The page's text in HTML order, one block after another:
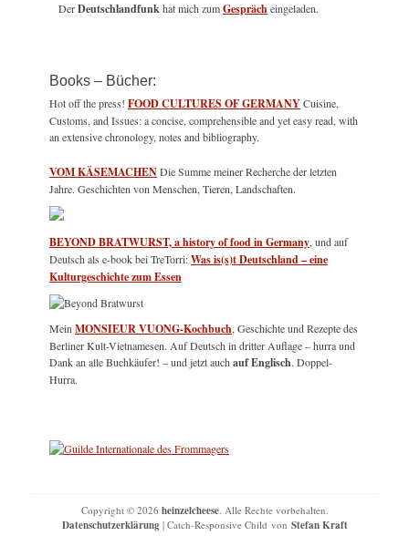
DerDeutschlandfunkhat mich zumGesprächeingeladen.
Books – Bücher:
Hot off the press! FOOD CULTURES OF GERMANYCuisine,
Customs, and Issues: a concise, comprehensible and yet easy read, with
an extensive chronology, notes and bibliography.
VOM KÄSEMACHENDie Summe meiner Recherche der letzten
Jahre. Geschichten von Menschen, Tieren, Landschaften.
BEYOND BRATWURST, a history of food in Germany, und auf
Deutsch als e-book bei TreTorri:Was is(s)t Deutschland – eine
Kulturgeschichte zum Essen
MeinMONSIEUR VUONG-Kochbuch, Geschichte und Rezepte des
Berliner Kult-Vietnamesen. Auf Deutsch in dritter Auflage – hurra und
Dank an alle Buchkäufer! – und jetzt auchauf Englisch. Doppel-
Hurra.
Copyright © 2026 heinzelcheese. Alle Rechte vorbehalten.
Datenschutzerklärung| Catch-Responsive Child von Stefan Kraft